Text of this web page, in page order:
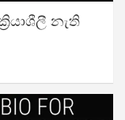
නැති